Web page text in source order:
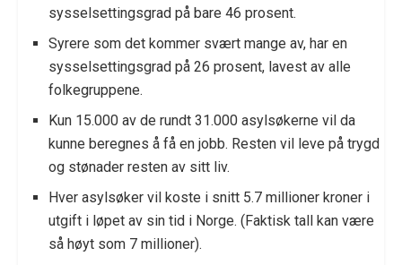
sysselsettingsgrad på bare 46 prosent.
Syrere som det kommer svært mange av, har en
sysselsettingsgrad på 26 prosent, lavest av alle
folkegruppene.
Kun 15.000 av de rundt 31.000 asylsøkerne vil da
kunne beregnes å få en jobb. Resten vil leve på trygd
og stønader resten av sitt liv.
Hver asylsøker vil koste i snitt 5.7 millioner kroner i
utgift i løpet av sin tid i Norge. (Faktisk tall kan være
så høyt som 7 millioner).